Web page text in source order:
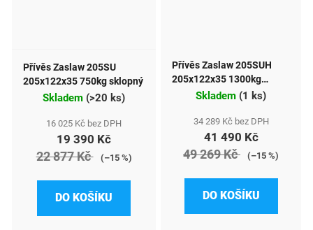
Přívěs Zaslaw 205SU
205x122x35 750kg sklopný
Skladem (>20 ks)
16 025 Kč bez DPH
19 390 Kč
22 877 Kč (–15 %)
DO KOŠÍKU
Přívěs Zaslaw 205SUH
205x122x35 1300kg
sklopnýSkladem (1 ks)
34 289 Kč bez DPH
41 490 Kč
49 269 Kč (–15 %)
DO KOŠÍKU